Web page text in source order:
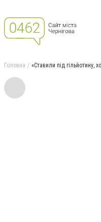
Головна «Ставили під